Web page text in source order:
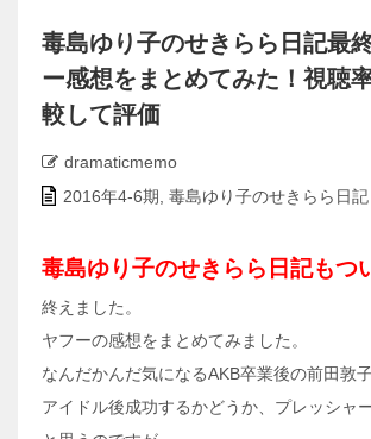
毒島ゆり子のせきらら日記最
ー感想をまとめてみた！視聴
較して評価
dramaticmemo
2016年4-6期 毒島ゆり子のせきらら日記
毒島ゆり子のせきらら日記もつ
終えました。
ヤフーの感想をまとめてみました。
なんだかんだ気になるAKB卒業後の前田敦子
アイドル後成功するかどうか、プレッシャ